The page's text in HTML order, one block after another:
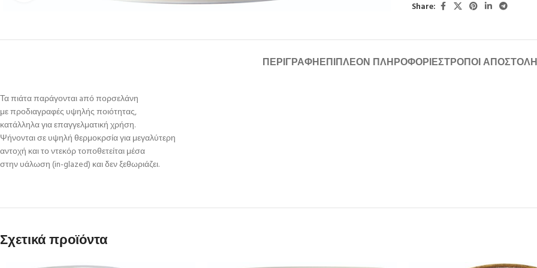
Share:
ΠΕΡΙΓΡΑΦΉΕΠΙΠΛΈΟΝ ΠΛΗΡΟΦΟΡΊΕΣΤΡΌΠΟΙ
Τα πιάτα παράγονται aπό πορσελάνη
με προδιαγραφές υψηλής ποιότητας,
κατάλληλα για επαγγελματική χρήση.
Ψήνονται σε υψηλή θερμοκρσία για μεγαλύτερη
αντοχή και το ντεκόρ τοποθετείται μέσα
στην υάλωση (in-glazed) και δεν ξεθωριάζει.
Σχετικά προϊόντα